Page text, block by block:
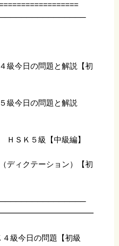
級今日の問題と解説【初
級今日の問題と解説
ＨＳＫ５級【中級編】
ディクテーション）【初
級今日の問題【初級